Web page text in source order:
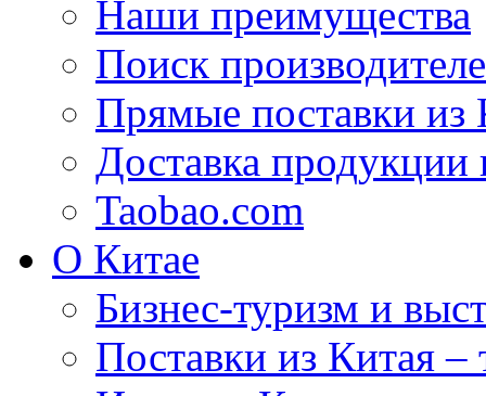
Наши преимущества
Поиск
Прямые поставки из
Доставка продукции
Taobao.com
О Китае
Бизнес-туризм и
Поставки из Китая